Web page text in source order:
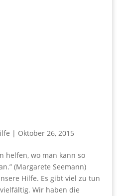
| Oktober 26, 2015
helfen, wo man kann so
(Margarete Seemann)
Hilfe. Es gibt viel zu tun
Wir haben die